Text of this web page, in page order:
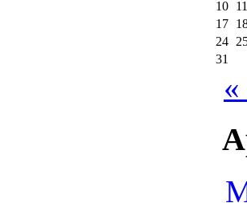
10
11
17
24
31